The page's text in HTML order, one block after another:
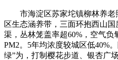
市海淀区苏家坨镇柳林养老
区生态涵养带，三面环抱西山
渠，丛林笼盖率超60%，空气负
PM2。5年均浓度较城区低40%
绿”为，打制樱花步道、银杏广